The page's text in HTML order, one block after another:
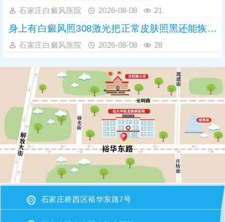
石家庄白癜风医院 2026-08-08 21
身上有白癜风照308激光把正常皮肤照黑还能恢复吗
石家庄白癜风医院 2026-08-08 28
石家庄桥西区裕华东路7号